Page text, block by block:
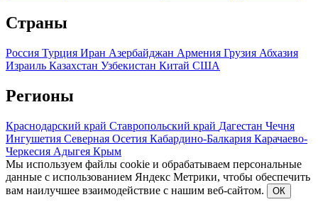
Страны
Россия Турция Иран Азербайджан Армения Грузия Абхазия
Израиль Казахстан Узбекистан Китай США
Регионы
Краснодарский край Ставропольский край Дагестан Чечня
Ингушетия Северная Осетия Кабардино-Балкария Карачаево-
Черкесия Адыгея Крым
Мы используем файлы cookie и обрабатываем персональные
данные с использованием Яндекс Метрики, чтобы обеспечить
вам наилучшее взаимодействие с нашим веб-сайтом.
ОК